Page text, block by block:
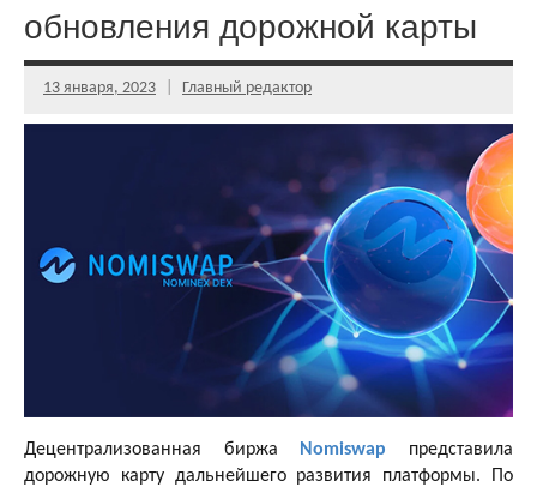
обновления дорожной карты
13 января, 2023 Главный редактор
Децентрализованная биржа Nomiswap представила
дорожную карту дальнейшего развития платформы. По